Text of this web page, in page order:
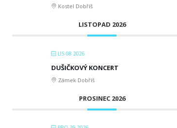
Kostel Dobříš
LISTOPAD 2026
LIS 08 2026
DUŠIČKOVÝ KONCERT
Zámek Dobříš
PROSINEC 2026